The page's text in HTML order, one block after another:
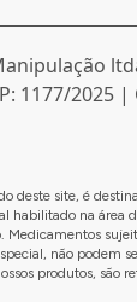
1177/2025
deste site, é
habilitado na área
Medicamentos
não podem
produtos, são